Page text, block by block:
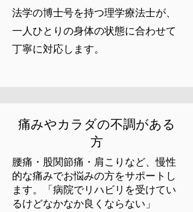
法学の博士号を持つ理学療法士が、
一人ひとりの身体の状態に合わせて
丁寧に対応します。
痛みやカラダの不調がある
方
腰痛・股関節痛・肩こりなど、慢性
的な痛みでお悩みの方をサポートし
ます。「病院でリハビリを受けてい
るけどなかなか良くならない」